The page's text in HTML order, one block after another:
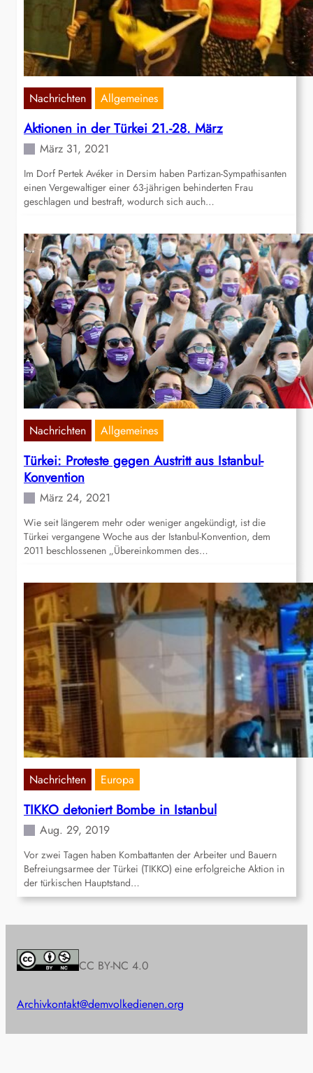
Nachrichten Allgemeines
Aktionen in der Türkei 21.-28. März
März 31, 2021
Im Dorf Pertek Avéker in Dersim haben Partizan-Sympathisanten
einen Vergewaltiger einer 63-jährigen behinderten Frau
geschlagen und bestraft, wodurch sich auch…
Nachrichten Allgemeines
Türkei: Proteste gegen Austritt aus Istanbul-
Konvention
März 24, 2021
Wie seit längerem mehr oder weniger angekündigt, ist die
Türkei vergangene Woche aus der Istanbul-Konvention, dem
2011 beschlossenen „Übereinkommen des…
Nachrichten Europa
TIKKO detoniert Bombe in Istanbul
Aug. 29, 2019
Vor zwei Tagen haben Kombattanten der Arbeiter und Bauern
Befreiungsarmee der Türkei (TIKKO) eine erfolgreiche Aktion in
der türkischen Hauptstand…
CC BY-NC 4.0
Archivkontakt@demvolkedienen.org